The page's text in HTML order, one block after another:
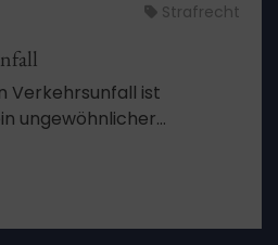
Strafrecht
Verkehrsunfall ist
ungewöhnlicher